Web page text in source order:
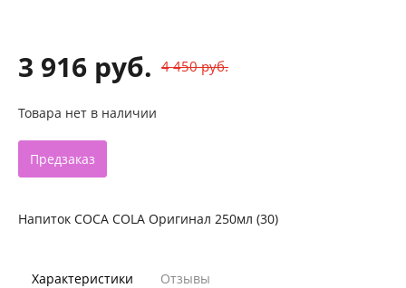
3 916 руб. 4 450 руб.
Товара нет в наличии
Предзаказ
Напиток COCA COLA Оригинал 250мл (30)
Характеристики Отзывы